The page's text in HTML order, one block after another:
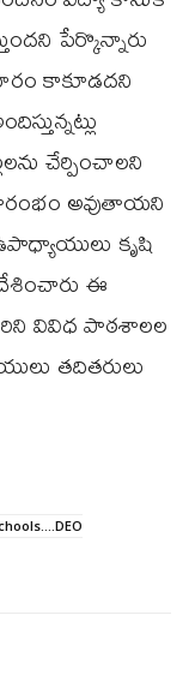
పేర్కొన్నారు
కాకూడదని
చేర్పించాలని
అవుతాయని
కృషి
ఈ
వివిధ పాఠశాలల
తదితరులు